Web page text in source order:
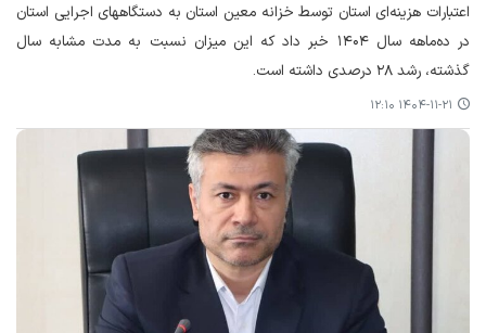
اعتبارات هزینه‌ای استان توسط خزانه معین استان به دستگاههای اجرایی استان
در ده‌ماهه سال ۱۴۰۴ خبر داد که این میزان نسبت به مدت مشابه سال
گذشته، رشد ۲۸ درصدی داشته است.
۱۴۰۴-۱۱-۲۱ ۱۲:۱۰